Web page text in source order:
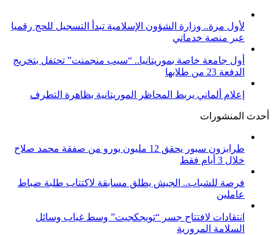
لأول مرة.. وزارة الشؤون الإسلامية تبدأ التسجيل للحج رقميا
عبر منصة خدماتي
أول جامعة خاصة بموريتانيا.. “سيب منجمنت” تحتفل بتخريج
الدفعة 23 من طلابها
إعلام ألماني يربط المحاظر الموريتانية بظاهرة التطرف
أحدث المنشورات
طرابزون سبور يحقق 12 مليون يورو من صفقة محمد صلاح
خلال 3 أيام فقط
فرصة للشباب.. الجيش يطلق مسابقة لاكتتاب طلبة ضباط
عاملين
انتقادات لافتتاح جسر “تويجكجيت” وسط غياب وسائل
السلامة المرورية